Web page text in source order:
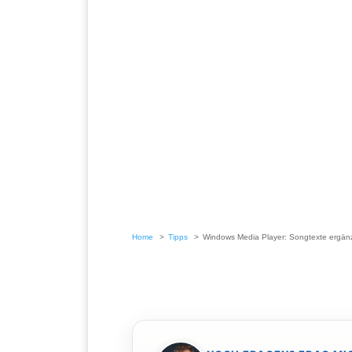
Home Tipps Windows Media Player: Songtexte